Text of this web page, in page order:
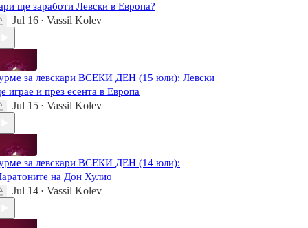
ще заработи Левски в Европа?
Jul 16 • Vassil Kolev
за левскари ВСЕКИ ДЕН (15 юли): Левски
играе и през есента в Европа
Jul 15 • Vassil Kolev
за левскари ВСЕКИ ДЕН (14 юли):
на Дон Хулио
Jul 14 • Vassil Kolev